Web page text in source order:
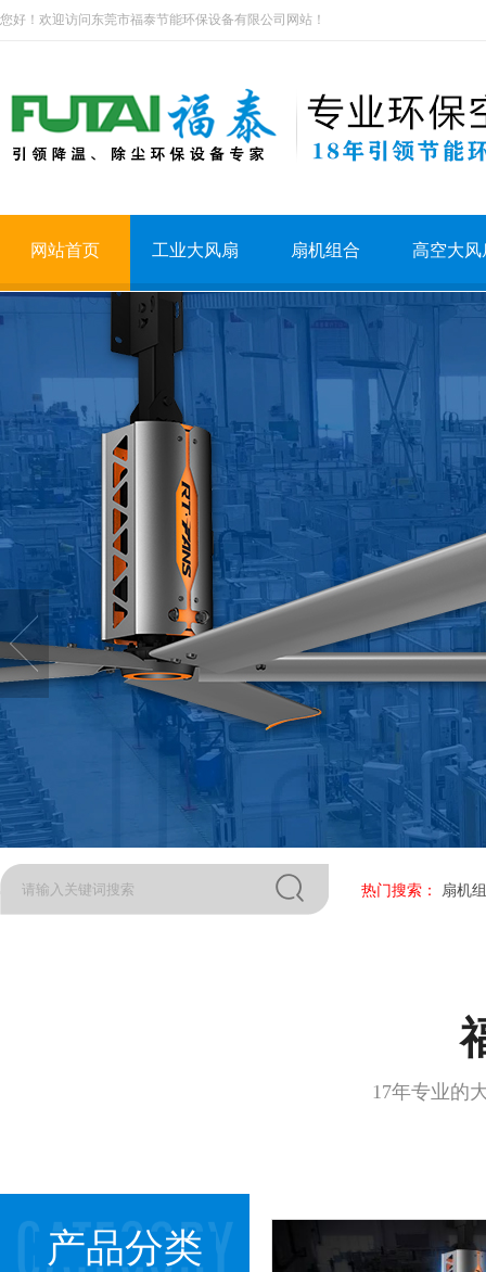
您好！欢迎访问东莞市福泰节能环保设备有限公司网站！
网站首页 工业大风扇 扇机组合 高空大风
热门搜索： 扇机
17年专业的
产品分类